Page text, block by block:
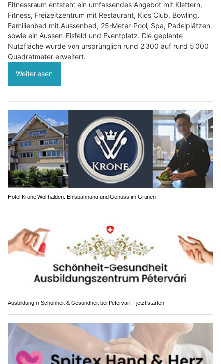
Fitnessraum entsteht ein umfassendes Angebot mit Klettern,
Fitness, Freizeitzentrum mit Restaurant, Kids Club, Bowling,
Familienbad mit Aussenbad, 25-Meter-Pool, Spa, Padelplätzen
sowie ein Aussen-Eisfeld und Eventplatz. Die geplante
Nutzfläche wurde von ursprünglich rund 2’300 auf rund 5’000
Quadratmeter erweitert.
Weiterlesen
Hotel Krone Wolfhalden: Entspannung und Genuss im Grünen
Ausbildung in Schönheit & Gesundheit bei Petervari – jetzt starten